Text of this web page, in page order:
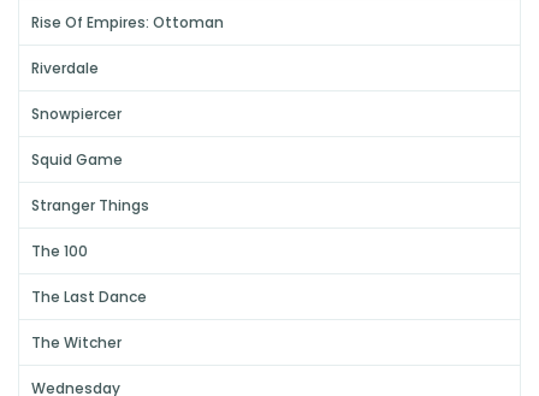
Rise Of Empires: Ottoman
Riverdale
Snowpiercer
Squid Game
Stranger Things
The 100
The Last Dance
The Witcher
Wednesday